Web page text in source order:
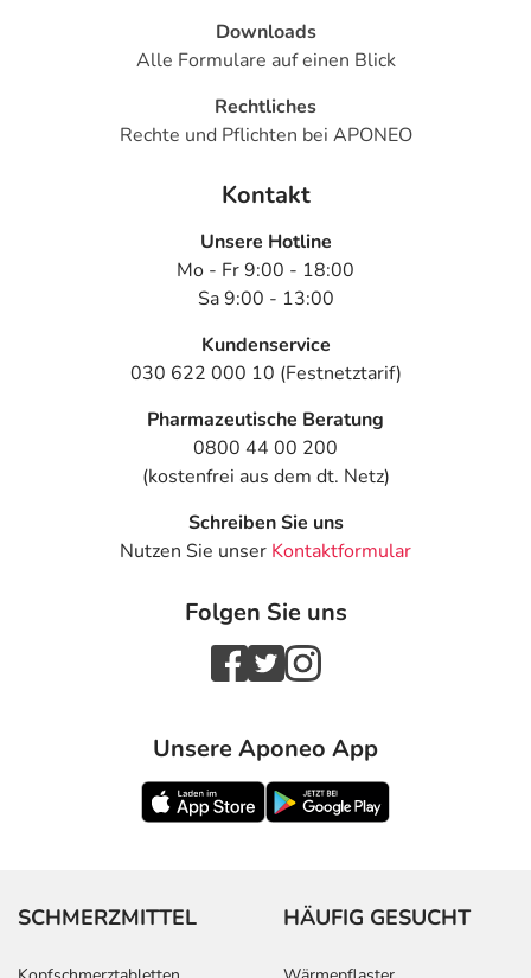
Downloads
Alle Formulare auf einen Blick
Rechtliches
Rechte und Pflichten bei APONEO
Kontakt
Unsere Hotline
Mo - Fr 9:00 - 18:00
Sa 9:00 - 13:00
Kundenservice
030 622 000 10 (Festnetztarif)
Pharmazeutische Beratung
0800 44 00 200
(kostenfrei aus dem dt. Netz)
Schreiben Sie uns
Nutzen Sie unser Kontaktformular
Folgen Sie uns
Unsere Aponeo App
SCHMERZMITTEL HÄUFIG GESUCHT